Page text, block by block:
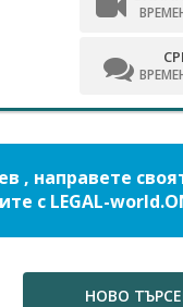
, направете
с LEGAL-
НОВО